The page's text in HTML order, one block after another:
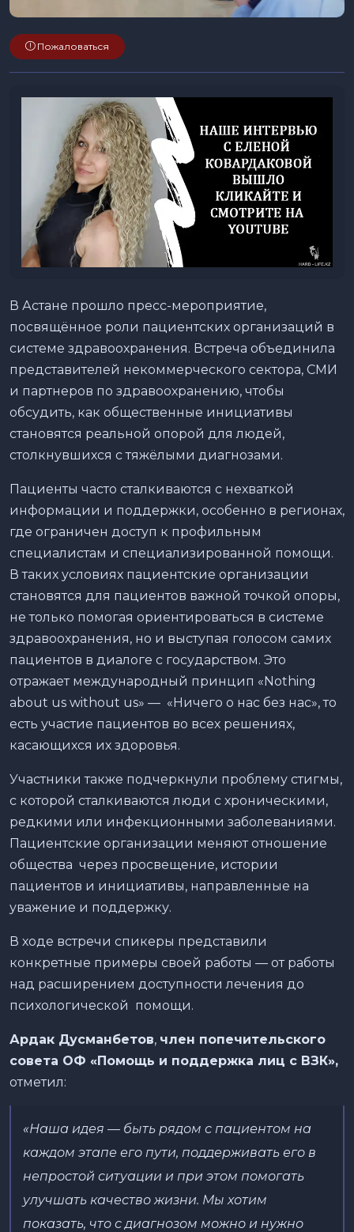
Пожаловаться
В Астане прошло пресс-мероприятие,
посвящённое роли пациентских организаций в
системе здравоохранения. Встреча объединила
представителей некоммерческого сектора, СМИ
и партнеров по здравоохранению, чтобы
обсудить, как общественные инициативы
становятся реальной опорой для людей,
столкнувшихся с тяжёлыми диагнозами.
Пациенты часто сталкиваются с нехваткой
информации и поддержки, особенно в регионах,
где ограничен доступ к профильным
специалистам и специализированной помощи.
В таких условиях пациентские организации
становятся для пациентов важной точкой опоры,
не только помогая ориентироваться в системе
здравоохранения, но и выступая голосом самих
пациентов в диалоге с государством. Это
отражает международный принцип «Nothing
about us without us» — «Ничего о нас без нас», то
есть участие пациентов во всех решениях,
касающихся их здоровья.
Участники также подчеркнули проблему стигмы,
с которой сталкиваются люди с хроническими,
редкими или инфекционными заболеваниями.
Пациентские организации меняют отношение
общества через просвещение, истории
пациентов и инициативы, направленные на
уважение и поддержку.
В ходе встречи спикеры представили
конкретные примеры своей работы — от работы
над расширением доступности лечения до
психологической помощи.
Ардак Дусманбетов, член попечительского
совета ОФ «Помощь и поддержка лиц с ВЗК»,
отметил:
«Наша идея — быть рядом с пациентом на
каждом этапе его пути, поддерживать его в
непростой ситуации и при этом помогать
улучшать качество жизни. Мы хотим
показать, что с диагнозом можно и нужно